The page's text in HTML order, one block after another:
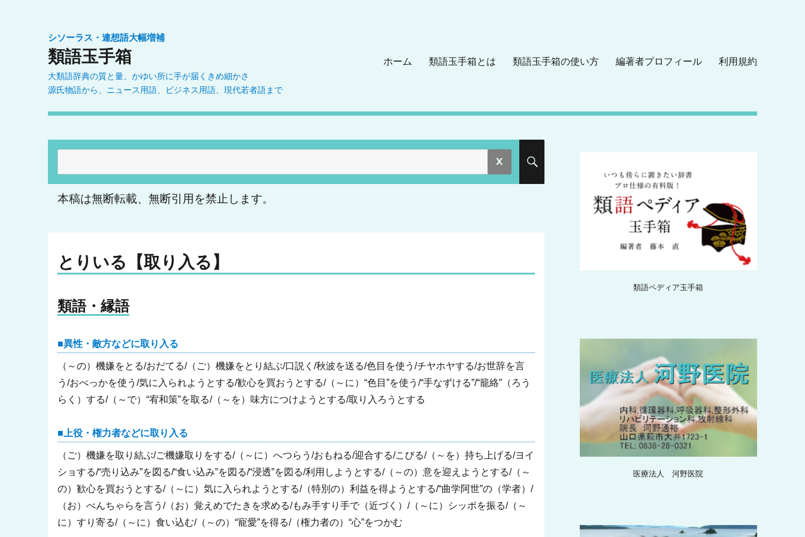
シソーラス・連想語大幅増補
類語玉手箱
大類語辞典の質と量、かゆい所に手が届くきめ細かさ
源氏物語から、ニュース用語、ビジネス用語、現代若者語まで
ホーム 類語玉手箱とは 類語玉手箱の使い方 編著者プロフィール 利用規約
索:
本稿は無断転載、無断引用を禁止します。
とりいる【取り入る】
類語・縁語
異性・敵方などに取り入る
（～の）機嫌をとる/おだてる/（ご）機嫌をとり結ぶ/口説く/秋波を送る/色目を使う/チヤホヤする/お世辞を言
う/おべっかを使う/気に入られようとする/歓心を買おうとする/（～に）“色目”を使う/“手なずける”/“籠絡”（ろう
らく）する/（～で）“宥和策”を取る/（～を）味方につけようとする/取り入ろうとする
上役・権力者などに取り入る
（ご）機嫌を取り結ぶ/ご機嫌取りをする/（～に）へつらう/おもねる/迎合する/こびる/（～を）持ち上げる/ヨイ
ショする/“売り込み”を図る/“食い込み”を図る/“浸透”を図る/利用しようとする/（～の）意を迎えようとする/（～
の）歓心を買おうとする/（～に）気に入られようとする/（特別の）利益を得ようとする/“曲学阿世”の（学者）/
（お）べんちゃらを言う/（お）覚えめでたきを求める/もみ手すり手で（近づく）/（～に）シッポを振る/（～
に）すり寄る/（～に）食い込む/（～の）“寵愛”を得る/（権力者の）“心”をつかむ
類語ペディア玉手箱
医療法人 河野医院